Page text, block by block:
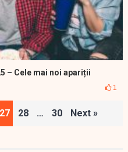
– Cele mai noi apariții
1
27 28 … 30 Next »